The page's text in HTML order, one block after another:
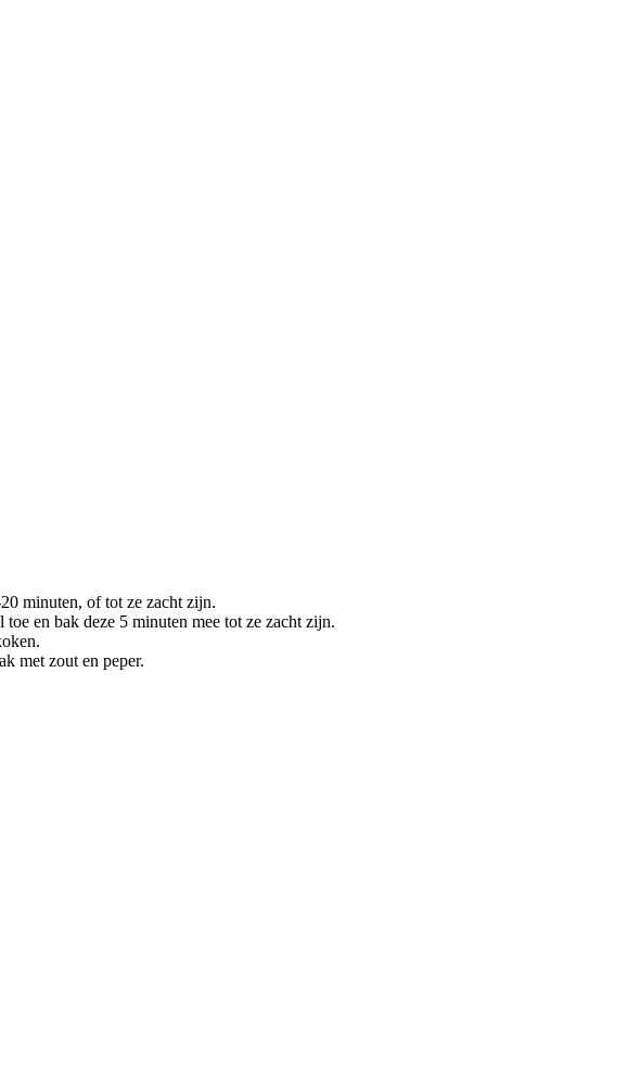
minuten, of tot ze zacht zijn.
en bak deze 5 minuten mee tot ze zacht zijn.
met zout en peper.